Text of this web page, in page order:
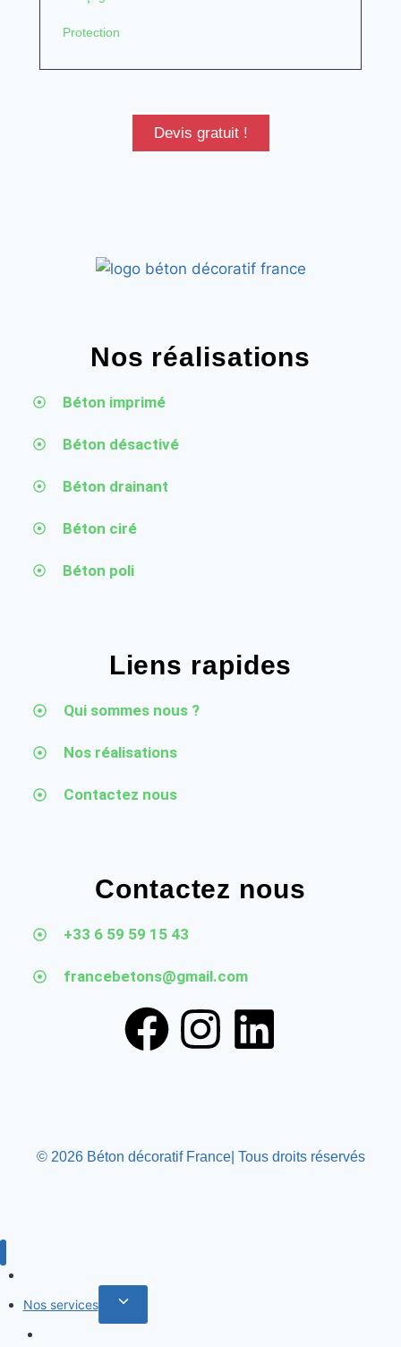
Protection
Devis gratuit !
Nos réalisations
Béton imprimé
Béton désactivé
Béton drainant
Béton ciré
Béton poli
Liens rapides
Qui sommes nous ?
Nos réalisations
Contactez nous
Contactez nous
+33 6 59 59 15 43
francebetons@gmail.com
© 2026 Béton décoratif France| Tous droits réservés
Nos services